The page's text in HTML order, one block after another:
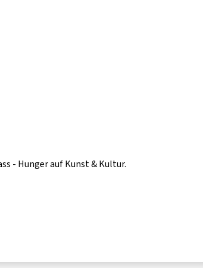
- Hunger auf Kunst & Kultur.